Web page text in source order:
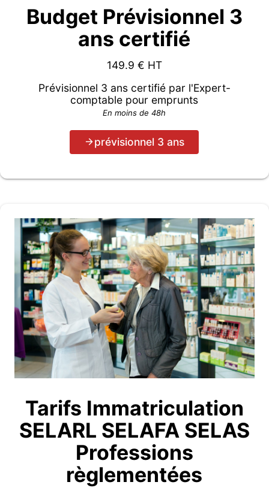
Budget Prévisionnel 3
ans certifié
149.9 € HT
Prévisionnel 3 ans certifié par l'Expert-
comptable pour emprunts
En moins de 48h
prévisionnel 3 ans
Tarifs Immatriculation
SELARL SELAFA SELAS
Professions
règlementées